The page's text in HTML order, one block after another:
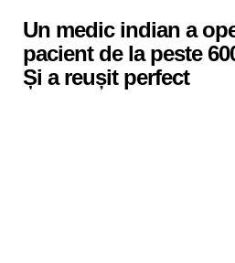
Un medic indian a
pacient de la peste
Și a reușit perfect